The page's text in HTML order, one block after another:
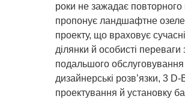
роки не зажадає
пропонує ландшафтне
проекту, що враховує
ділянки й особисті
подальшого обслуговування
дизайнерські розв’язки, 3
проектування й установку